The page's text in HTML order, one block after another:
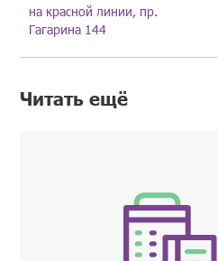
на красной линии, пр.
Гагарина 144
Читать ещё